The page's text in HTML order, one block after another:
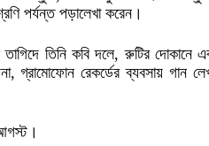
পর্যন্ত পড়ালেখা করেন।
তিনি কবি দলে, রুটির দোকানে
গ্রামোফোন রেকর্ডের ব্যবসায় গান